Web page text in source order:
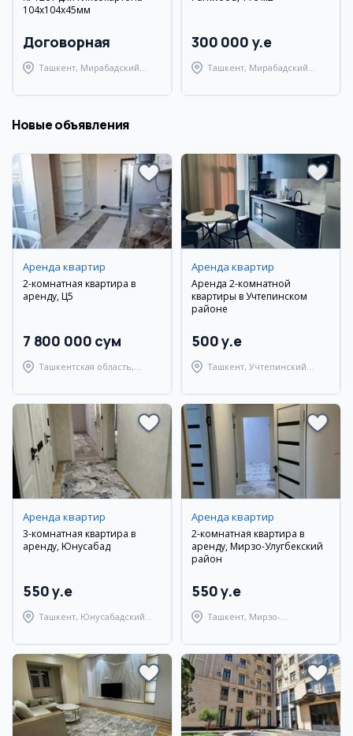
104х104х45мм
Договорная
Ташкент, Мирабадский
300 000 y.e
Ташкент, Мирабадский
Новые объявления
Аренда квартир
2-комнатная квартира в
аренду, Ц5
7 800 000 сум
Ташкентская область,
Аренда квартир
Аренда 2-комнатной
квартиры в Учтепинском
районе
500 y.e
Ташкент, Учтепинский
Аренда квартир
3-комнатная квартира в
аренду, Юнусабад
550 y.e
Ташкент, Юнусабадский
Аренда квартир
2-комнатная квартира в
аренду, Мирзо-Улугбекский
район
550 y.e
Ташкент, Мирзо-